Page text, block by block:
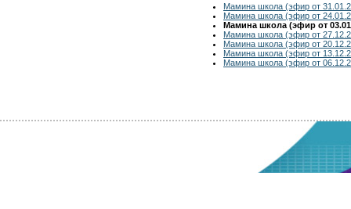
Мамина школа (эфир от
Мамина школа (эфир от
Мамина школа (эфир от
Мамина школа (эфир от
Мамина школа (эфир от
Мамина школа (эфир от
Мамина школа (эфир от